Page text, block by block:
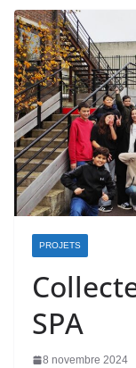
PROJETS
SPA
8 novembre 2024